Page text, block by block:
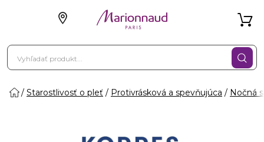
Starostlivosť o pleť Protivrásková a spevňujúca Nočná